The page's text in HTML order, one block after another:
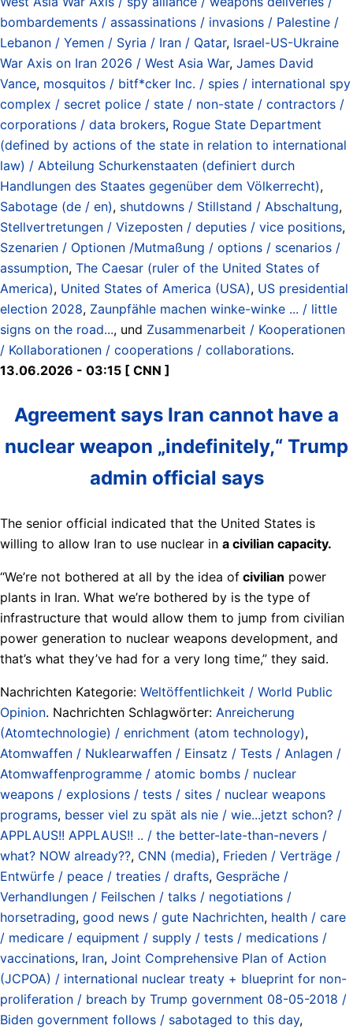
bombardements / assassinations / invasions / Palestine /
Lebanon / Yemen / Syria / Iran / Qatar, Israel-US-Ukraine
War Axis on Iran 2026 / West Asia War, James David
Vance, mosquitos / bitf*cker Inc. / spies / international spy
complex / secret police / state / non-state / contractors /
corporations / data brokers, Rogue State Department
(defined by actions of the state in relation to international
law) / Abteilung Schurkenstaaten (definiert durch
Handlungen des Staates gegenüber dem Völkerrecht),
Sabotage (de / en), shutdowns / Stillstand / Abschaltung,
Stellvertretungen / Vizeposten / deputies / vice positions,
Szenarien / Optionen /Mutmaßung / options / scenarios /
assumption, The Caesar (ruler of the United States of
America), United States of America (USA), US presidential
election 2028, Zaunpfähle machen winke-winke ... / little
signs on the road..., und Zusammenarbeit / Kooperationen
/ Kollaborationen / cooperations / collaborations.
13.06.2026 - 03:15 [ CNN ]
Agreement says Iran cannot have a
nuclear weapon „indefinitely,“ Trump
admin official says
The senior official indicated that the United States is
willing to allow Iran to use nuclear in a civilian capacity.
“We’re not bothered at all by the idea of civilian power
plants in Iran. What we’re bothered by is the type of
infrastructure that would allow them to jump from civilian
power generation to nuclear weapons development, and
that’s what they’ve had for a very long time,” they said.
Nachrichten Kategorie: Weltöffentlichkeit / World Public
Opinion. Nachrichten Schlagwörter: Anreicherung
(Atomtechnologie) / enrichment (atom technology),
Atomwaffen / Nuklearwaffen / Einsatz / Tests / Anlagen /
Atomwaffenprogramme / atomic bombs / nuclear
weapons / explosions / tests / sites / nuclear weapons
programs, besser viel zu spät als nie / wie...jetzt schon? /
APPLAUS!! APPLAUS!! .. / the better-late-than-nevers /
what? NOW already??, CNN (media), Frieden / Verträge /
Entwürfe / peace / treaties / drafts, Gespräche /
Verhandlungen / Feilschen / talks / negotiations /
horsetrading, good news / gute Nachrichten, health / care
/ medicare / equipment / supply / tests / medications /
vaccinations, Iran, Joint Comprehensive Plan of Action
(JCPOA) / international nuclear treaty + blueprint for non-
proliferation / breach by Trump government 08-05-2018 /
Biden government follows / sabotaged to this day,